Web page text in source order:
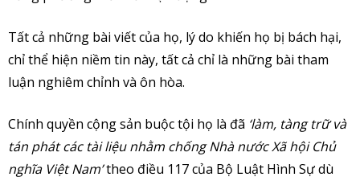
Tất cả những bài viết của họ, lý do khiến họ bị bách hại,
chỉ thể hiện niềm tin này, tất cả chỉ là những bài tham
luận nghiêm chỉnh và ôn hòa.
Chính quyền cộng sản buộc tội họ là đã ‘làm, tàng trữ và
tán phát các tài liệu nhằm chống Nhà nước Xã hội Chủ
nghĩa Việt Nam’theo điều 117 của Bộ Luật Hình Sự dù